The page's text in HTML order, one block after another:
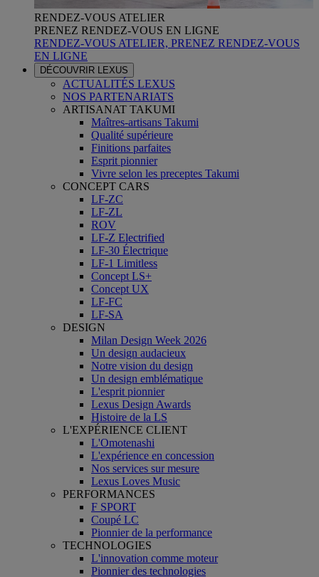
RENDEZ-VOUS ATELIER
PRENEZ RENDEZ-VOUS EN LIGNE
RENDEZ-VOUS ATELIER, PRENEZ RENDEZ-VOUS
EN LIGNE
DÉCOUVRIR LEXUS
ACTUALITÉS LEXUS
NOS PARTENARIATS
ARTISANAT TAKUMI
Maîtres-artisans Takumi
Qualité supérieure
Finitions parfaites
Esprit pionnier
Vivre selon les preceptes Takumi
CONCEPT CARS
LF-ZC
LF-ZL
ROV
LF-Z Electrified
LF-30 Électrique
LF-1 Limitless
Concept LS+
Concept UX
LF-FC
LF-SA
DESIGN
Milan Design Week 2026
Un design audacieux
Notre vision du design
Un design emblématique
L'esprit pionnier
Lexus Design Awards
Histoire de la LS
L'EXPÉRIENCE CLIENT
L'Omotenashi
L'expérience en concession
Nos services sur mesure
Lexus Loves Music
PERFORMANCES
F SPORT
Coupé LC
Pionnier de la performance
TECHNOLOGIES
L'innovation comme moteur
Pionnier des technologies